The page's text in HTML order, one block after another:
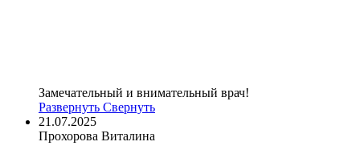
Замечательный и внимательный врач!
Развернуть Свернуть
21.07.2025
Прохорова Виталина